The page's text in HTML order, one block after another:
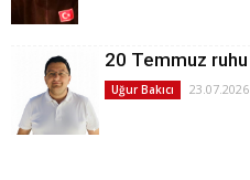
20 Temmuz ruhu
Uğur Bakıcı 23.07.2026